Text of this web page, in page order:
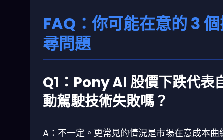
FAQ：你可能在意的 3
尋問題
Q1：Pony AI 股價下跌代表
動駕駛技術失敗嗎？
A：不一定。更常見的情況是市場在意成本曲